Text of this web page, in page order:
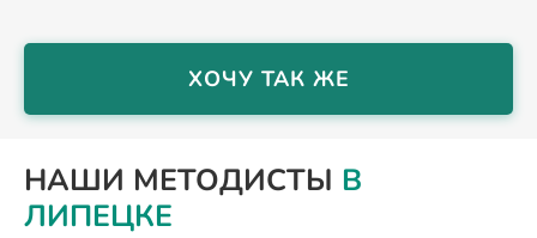
ХОЧУ ТАК ЖЕ
НАШИ МЕТОДИСТЫ В
ЛИПЕЦКЕ